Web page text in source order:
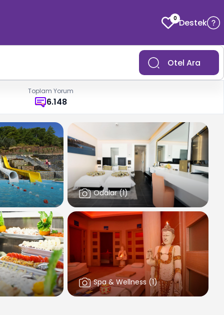
0 Destek
Otel Ara
Toplam Yorum
6.148
Odalar(1)
Spa & Wellness (1)